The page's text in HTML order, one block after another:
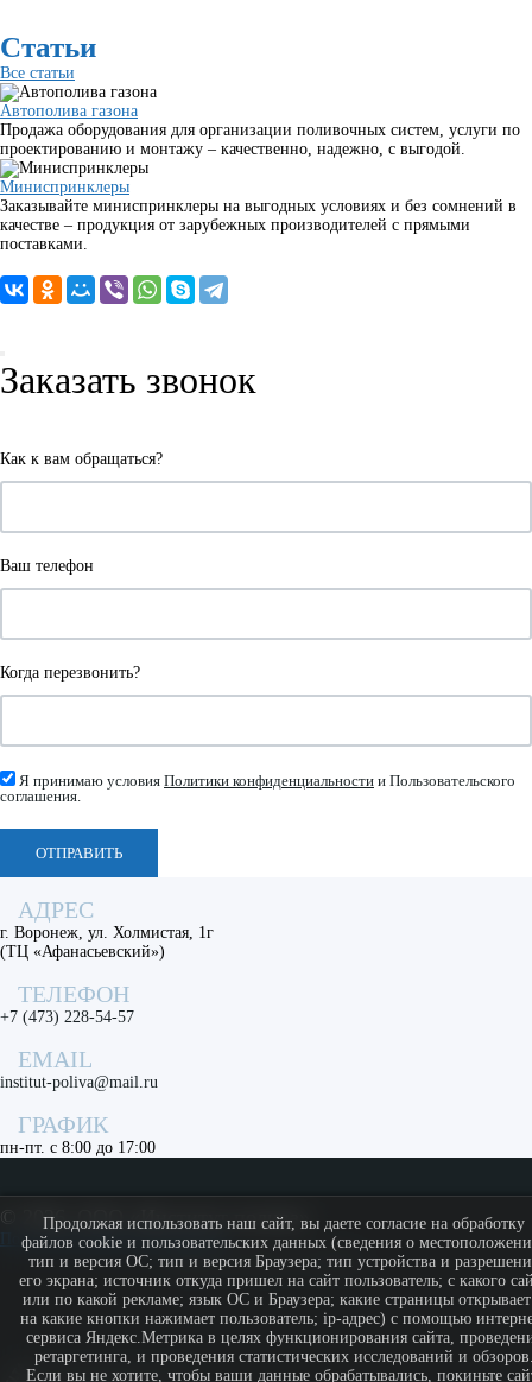
Статьи
Все статьи
Автополива газона
Продажа оборудования для организации поливочных систем, услуги по
проектированию и монтажу – качественно, надежно, с выгодой.
Миниспринклеры
Заказывайте миниспринклеры на выгодных условиях и без сомнений в
качестве – продукция от зарубежных производителей с прямыми
поставками.
Заказать звонок
Как к вам обращаться?
Ваш телефон
Когда перезвонить?
Я принимаю условия Политики конфиденциальности и Пользовательского
соглашения.
ОТПРАВИТЬ
АДРЕС
г. Воронеж, ул. Холмистая, 1г
(ТЦ «Афанасьевский»)
ТЕЛЕФОН
+7 (473) 228-54-57
EMAIL
institut-poliva@mail.ru
ГРАФИК
пн-пт. с 8:00 до 17:00
© 2026, ООО «Институт полива»
Политика конфиденциальности
МЫ В СОЦ. СЕТЯХ
Продвижение сайтов
Продолжая использовать наш сайт, вы даете согласие на обработку
файлов cookie и пользовательских данных (сведения о
тип и версия ОС; тип и версия Браузера; тип устройства и
его экрана; источник откуда пришел на сайт пользователь; с какого
или по какой рекламе; язык ОС и Браузера; какие страницы
на какие кнопки нажимает пользователь; ip-адрес) с помощью
сервиса Яндекс.Метрика в целях функционирования сайта,
ретаргетинга, и проведения статистических исследований и
Если вы не хотите, чтобы ваши данные обрабатывались, покиньте